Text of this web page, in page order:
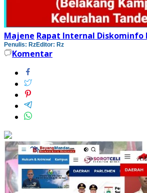
Majene Rapat Internal Diskominfo
Penulis: RzEditor: Rz
Komentar